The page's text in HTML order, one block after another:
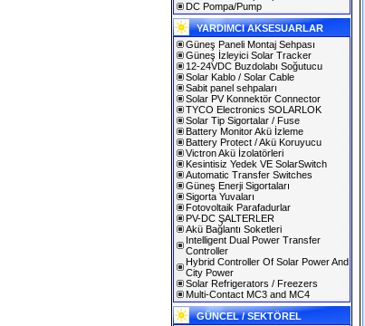
DC Pompa/Pump
YARDIMCI AKSESUARLAR
Güneş Paneli Montaj Sehpası
Güneş İzleyici Solar Tracker
12-24VDC Buzdolabı Soğutucu
Solar Kablo / Solar Cable
Sabit panel sehpaları
Solar PV Konnektör Connector
TYCO Electronics SOLARLOK
Solar Tip Sigortalar / Fuse
Battery Monitor Akü İzleme
Battery Protect / Akü Koruyucu
Victron Akü İzolatörleri
Kesintisiz Yedek VE SolarSwitch
Automatic Transfer Switches
Güneş Enerji Sigortaları
Sigorta Yuvaları
Fotovoltaik Parafadurlar
PV-DC ŞALTERLER
Akü Bağlantı Soketleri
Intelligent Dual Power Transfer
Controller
Hybrid Controller Of Solar Power And
City Power
Solar Refrigerators / Freezers
Multi-Contact MC3 and MC4
GÜNCEL / SEKTÖREL